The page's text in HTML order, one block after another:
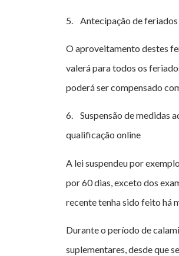
5. Antecipação de feriados
O aproveitamento destes
valerá para todos os
poderá ser compensado
6. Suspensão de medidas
qualificação online
A lei suspendeu por
por 60 dias, exceto dos
recente tenha sido feito há
Durante o período de
suplementares, desde que